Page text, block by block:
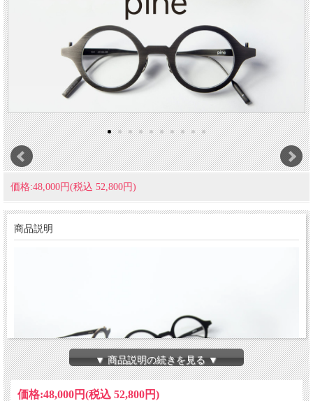
価格:48,000円(税込 52,800円)
商品説明
▼ 商品説明の続きを見る ▼
価格:48,000円(税込 52,800円)